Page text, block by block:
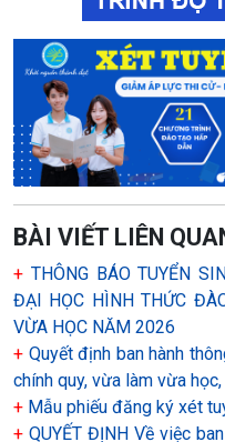
BÀI VIẾT LIÊN
+ THÔNG BÁO TUYỂN
ĐẠI HỌC HÌNH THỨC
VỪA HỌC NĂM 2026
+ Quyết định ban hành
chính quy, vừa làm vừa
+ Mẫu phiếu đăng ký xét
+ QUYẾT ĐỊNH Về việc